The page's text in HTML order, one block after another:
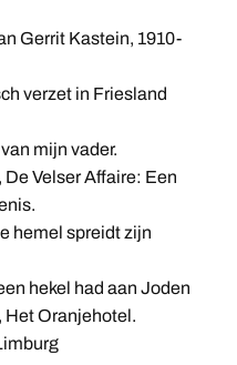
Gerrit Kastein, 1910-
verzet in Friesland
mijn vader.
Velser Affaire: Een
hemel spreidt zijn
hekel had aan Joden
Het Oranjehotel.